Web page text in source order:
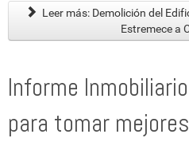
Leer más: Demolición del
Estremece a
Informe
para tomar